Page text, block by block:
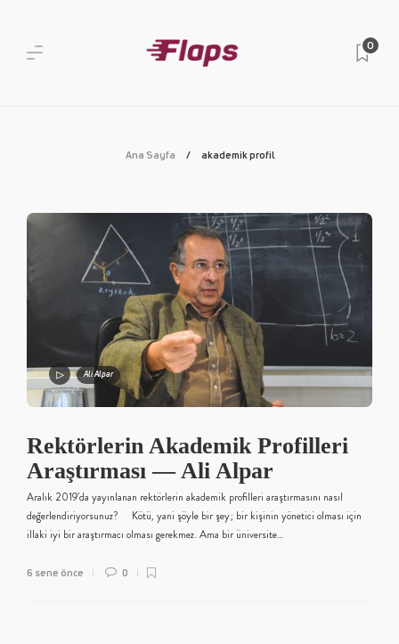
0
Ana Sayfa akademik profil
Ali Alpar
Rektörlerin Akademik Profilleri
Araştırması — Ali Alpar
Aralık 2019’da yayınlanan rektörlerin akademik profilleri araştırmasını nasıl
değerlendiriyorsunuz? Kötü, yani şöyle bir şey; bir kişinin yönetici olması için
illaki iyi bir araştırmacı olması gerekmez. Ama bir üniversite…
6 sene önce 0